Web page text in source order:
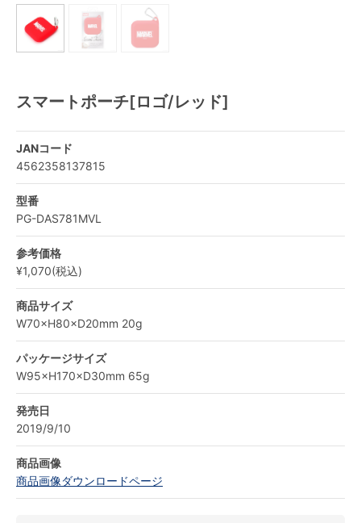
スマートポーチ[ロゴ/レッド]
JANコード
4562358137815
型番
PG-DAS781MVL
参考価格
¥1,070(税込)
商品サイズ
W70×H80×D20mm 20g
パッケージサイズ
W95×H170×D30mm 65g
発売日
2019/9/10
商品画像
商品画像ダウンロードページ